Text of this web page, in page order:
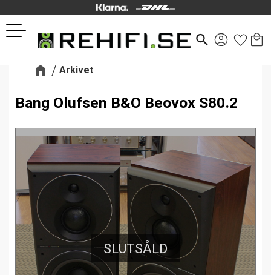
Meny
search
Arkivet
Bang Olufsen B&O Beovox S80.2
SLUTSÅLD